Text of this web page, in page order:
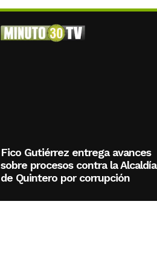
Fico Gutiérrez entrega avances
sobre procesos contra la Alcaldía
de Quintero por corrupción